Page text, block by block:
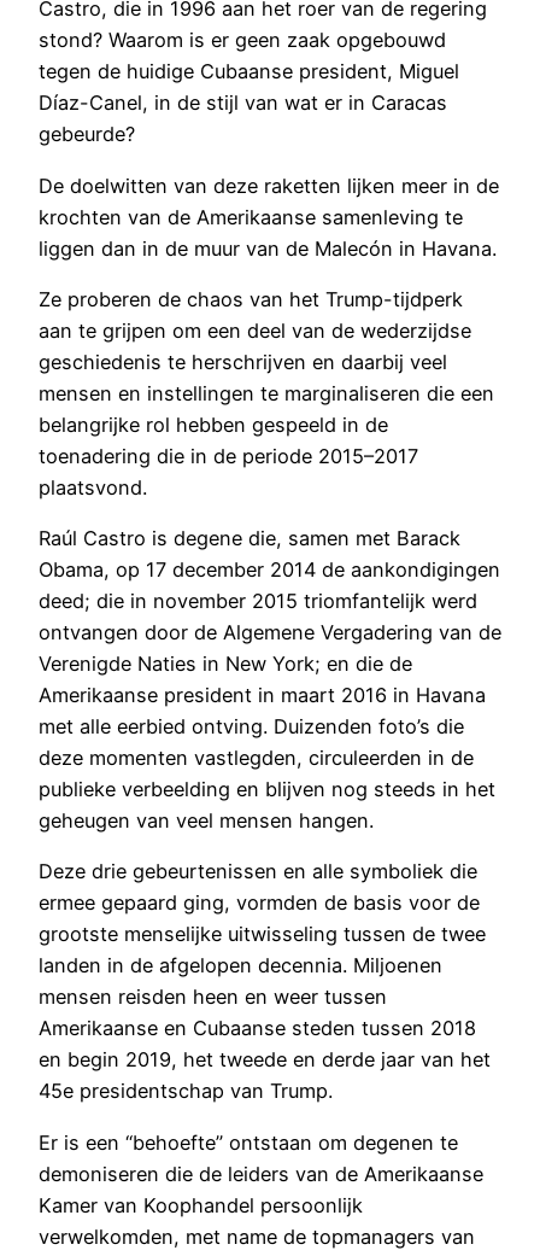
Castro, die in 1996 aan het roer van de regering
stond? Waarom is er geen zaak opgebouwd
tegen de huidige Cubaanse president, Miguel
Díaz-Canel, in de stijl van wat er in Caracas
gebeurde?
De doelwitten van deze raketten lijken meer in de
krochten van de Amerikaanse samenleving te
liggen dan in de muur van de Malecón in Havana.
Ze proberen de chaos van het Trump-tijdperk
aan te grijpen om een deel van de wederzijdse
geschiedenis te herschrijven en daarbij veel
mensen en instellingen te marginaliseren die een
belangrijke rol hebben gespeeld in de
toenadering die in de periode 2015–2017
plaatsvond.
Raúl Castro is degene die, samen met Barack
Obama, op 17 december 2014 de aankondigingen
deed; die in november 2015 triomfantelijk werd
ontvangen door de Algemene Vergadering van de
Verenigde Naties in New York; en die de
Amerikaanse president in maart 2016 in Havana
met alle eerbied ontving. Duizenden foto’s die
deze momenten vastlegden, circuleerden in de
publieke verbeelding en blijven nog steeds in het
geheugen van veel mensen hangen.
Deze drie gebeurtenissen en alle symboliek die
ermee gepaard ging, vormden de basis voor de
grootste menselijke uitwisseling tussen de twee
landen in de afgelopen decennia. Miljoenen
mensen reisden heen en weer tussen
Amerikaanse en Cubaanse steden tussen 2018
en begin 2019, het tweede en derde jaar van het
45e presidentschap van Trump.
Er is een “behoefte” ontstaan om degenen te
demoniseren die de leiders van de Amerikaanse
Kamer van Koophandel persoonlijk
verwelkomden, met name de topmanagers van